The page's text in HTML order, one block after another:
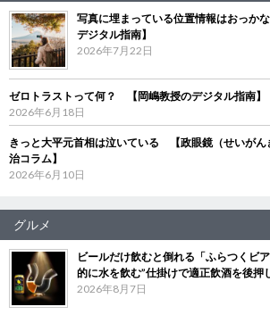
写真に埋まっている位置情報はおっか
デジタル指南】
2026年7月22日
ゼロトラストって何？ 【岡嶋教授のデジタル指南】
2026年6月18日
きっと大平元首相は泣いている 【政眼鏡（せいがん
治コラム】
2026年6月10日
グルメ
ビールだけ飲むと倒れる「ふらつくビ
的に水を飲む”仕掛けで適正飲酒を後押
2026年8月7日